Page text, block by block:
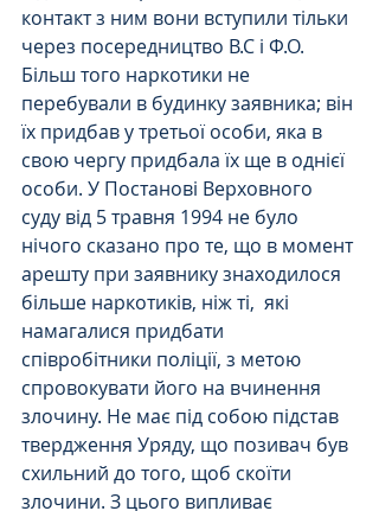
контакт з ним вони вступили тільки
через посередництво В.С і Ф.О.
Більш того наркотики не
перебували в будинку заявника; він
їх придбав у третьої особи, яка в
свою чергу придбала їх ще в однієї
особи. У Постанові Верховного
суду від 5 травня 1994 не було
нічого сказано про те, що в момент
арешту при заявнику знаходилося
більше наркотиків, ніж ті,  які
намагалися придбати
співробітники поліції, з метою
спровокувати його на вчинення
злочину. Не має під собою підстав
твердження Уряду, що позивач був
схильний до того, щоб скоїти
злочини. З цього випливає